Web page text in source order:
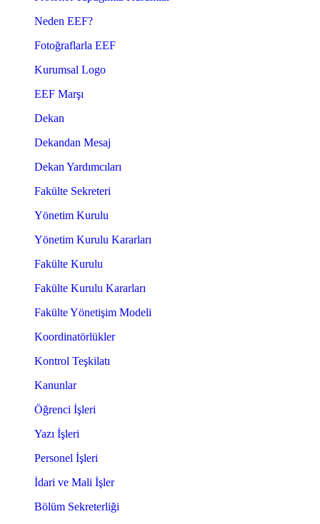
Neden EEF?
Fotoğraflarla EEF
Kurumsal Logo
EEF Marşı
Dekan
Dekandan Mesaj
Dekan Yardımcıları
Fakülte Sekreteri
Yönetim Kurulu
Yönetim Kurulu Kararları
Fakülte Kurulu
Fakülte Kurulu Kararları
Fakülte Yönetişim Modeli
Koordinatörlükler
Kontrol Teşkilatı
Kanunlar
Öğrenci İşleri
Yazı İşleri
Personel İşleri
İdari ve Mali İşler
Bölüm Sekreterliği